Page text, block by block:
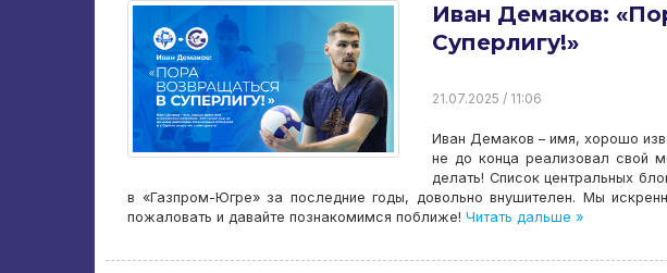
Иван Демаков:
Суперлигу!»
21.07.2025 / 11:06
Иван Демаков – имя, хорошо
не до конца реализовал свой
делать! Список центральных
в «Газпром-Югре» за последние годы, довольно внушителен. Мы
пожаловать и давайте познакомимся поближе! Читать дальше »